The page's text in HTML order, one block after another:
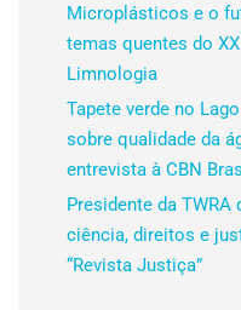
Microplásticos e o
temas quentes do
Limnologia
Tapete verde no
sobre qualidade da
entrevista à CBN
Presidente da
ciência, direitos e
“Revista Justiça”